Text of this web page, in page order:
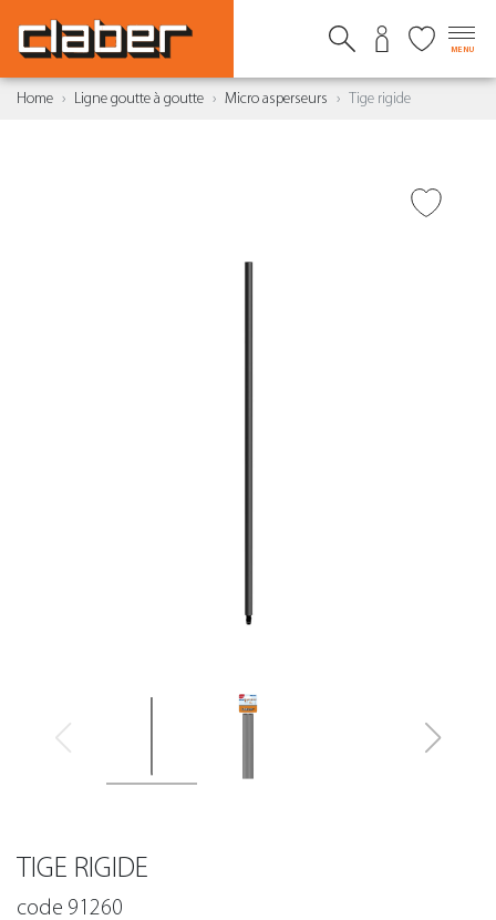
MENU
Home Ligne goutte à goutte Micro asperseurs Tige rigide
TIGE RIGIDE
code 91260